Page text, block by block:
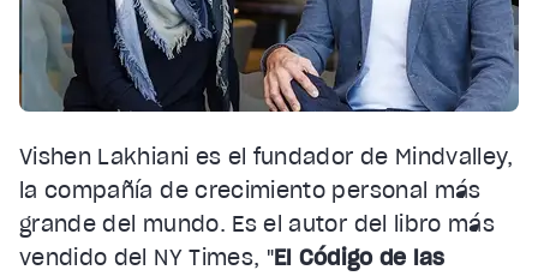
Vishen Lakhiani es el fundador de Mindvalley,
la compañía de crecimiento personal más
grande del mundo. Es el autor del libro más
vendido del NY Times, "El Código de las